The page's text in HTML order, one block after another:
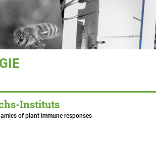
Instituts
of plant immune responses